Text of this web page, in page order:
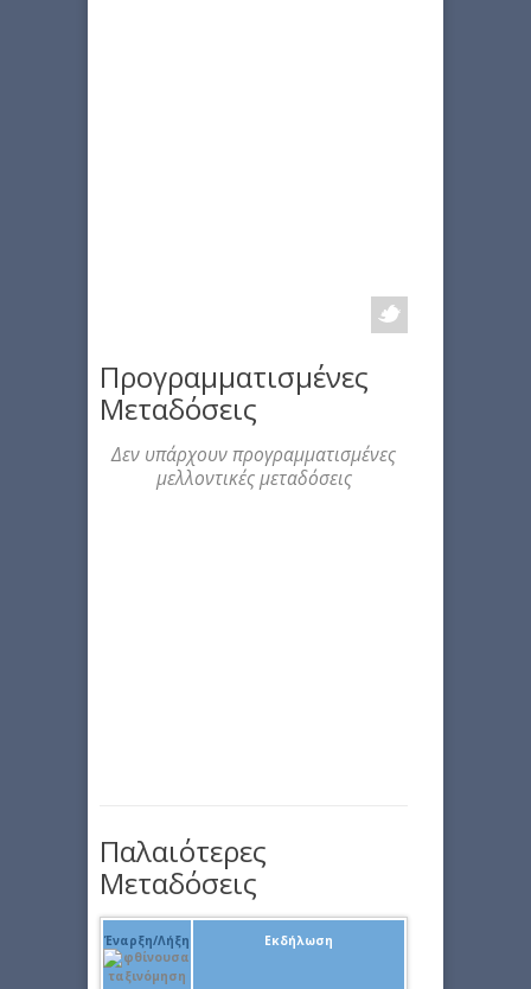
Προγραμματισμένες
Μεταδόσεις
Δεν υπάρχουν προγραμματισμένες
μελλοντικές μεταδόσεις
Παλαιότερες
Μεταδόσεις
Έναρξη/Λήξη Εκδήλωση